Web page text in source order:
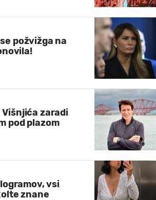
požvižga na
zaradi
pod plazom
vsi
znane